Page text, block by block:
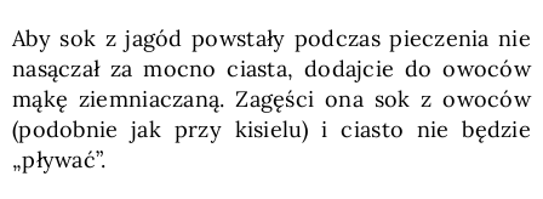
Aby sok z jagód powstały podczas pieczenia nie
nasączał za mocno ciasta, dodajcie do owoców
mąkę ziemniaczaną. Zagęści ona sok z owoców
(podobnie jak przy kisielu) i ciasto nie będzie
„pływać”.